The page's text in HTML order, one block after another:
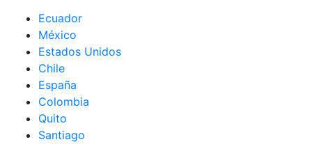
Ecuador
México
Estados Unidos
Chile
España
Colombia
Quito
Santiago